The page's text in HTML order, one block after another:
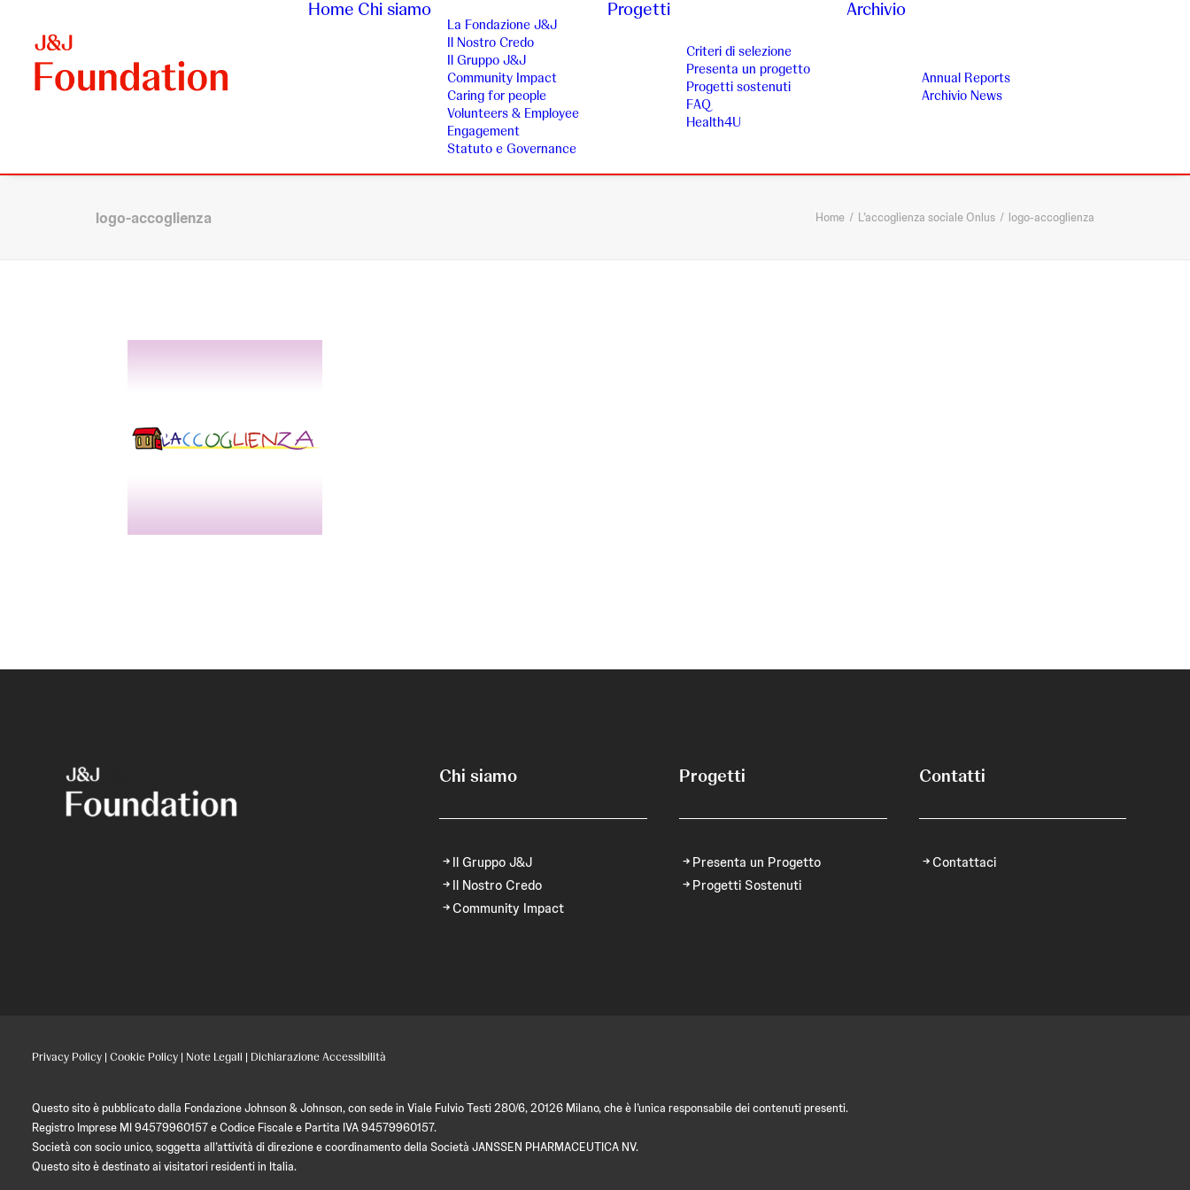
Home Chi siamo
La Fondazione J&J
Il Nostro Credo
Il Gruppo J&J
Community Impact
Caring for people
Volunteers & Employee
Engagement
Statuto e Governance
Progetti
Criteri di selezione
Presenta un progetto
Progetti sostenuti
FAQ
Health4U
Archivio
Annual Reports
Archivio News
logo-accoglienza Home L’accoglienza sociale Onlus logo-accoglienza
Chi siamo
Il Gruppo J&J
Il Nostro Credo
Community Impact
Progetti
Presenta un Progetto
Progetti Sostenuti
Contatti
Contattaci
Privacy Policy | Cookie Policy | Note Legali | Dichiarazione Accessibilità
Questo sito è pubblicato dalla Fondazione Johnson & Johnson, con sede in Viale Fulvio Testi 280/6, 20126 Milano, che è l’unica responsabile dei contenuti presenti.
Registro Imprese MI 94579960157 e Codice Fiscale e Partita IVA 94579960157.
Società con socio unico, soggetta all’attività di direzione e coordinamento della Società JANSSEN PHARMACEUTICA NV.
Questo sito è destinato ai visitatori residenti in Italia.